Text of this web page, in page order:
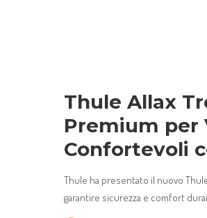
Thule Allax
Premium per
Confortevoli
Thule ha presentato il nuovo
garantire sicurezza e comfort